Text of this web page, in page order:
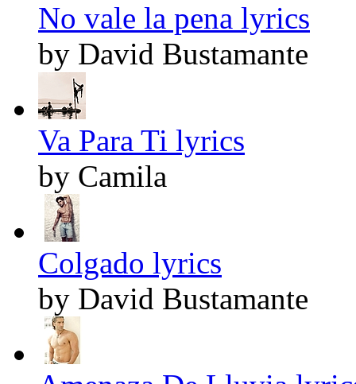
No vale la pena lyrics
by David Bustamante
Va Para Ti lyrics
by Camila
Colgado lyrics
by David Bustamante